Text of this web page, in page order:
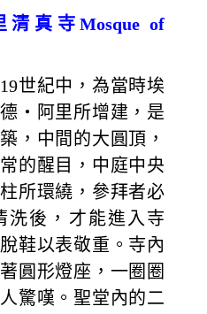
真寺Mosque of
世紀中，為當時埃
‧阿里所增建，是
，中間的大圓頂，
的醒目，中庭中央
所環繞，參拜者必
洗後，才能進入寺
鞋以表敬重。寺內
圓形燈座，一圈圈
驚嘆。聖堂內的二